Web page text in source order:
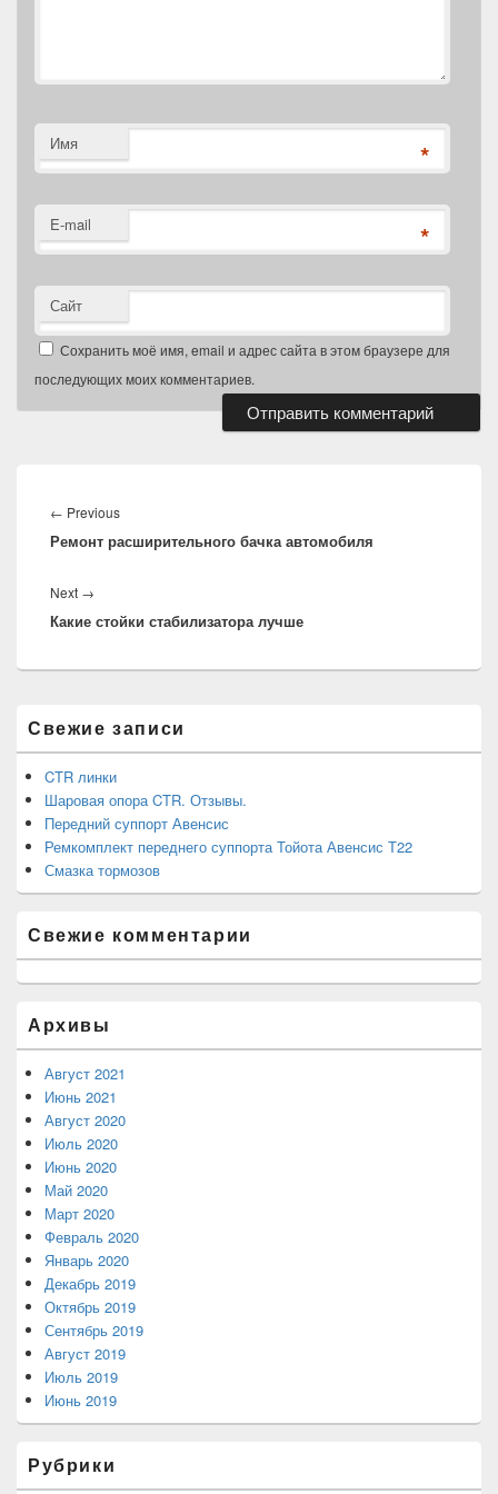
Имя *
E-mail *
Сайт
Сохранить моё имя, email и адрес сайта в этом браузере для
последующих моих комментариев.
по
записям
← PreviousPrevious
post:
Ремонт расширительного бачка автомобиля
Next →
post:
Какие стойки стабилизатора лучше
основной
боковой
панели
Свежие записи
CTR линки
Шаровая опора CTR. Отзывы.
Передний суппорт Авенсис
Ремкомплект переднего суппорта Тойота Авенсис Т22
Смазка тормозов
Свежие комментарии
Архивы
Август 2021
Июнь 2021
Август 2020
Июль 2020
Июнь 2020
Май 2020
Март 2020
Февраль 2020
Январь 2020
Декабрь 2019
Октябрь 2019
Сентябрь 2019
Август 2019
Июль 2019
Июнь 2019
Рубрики